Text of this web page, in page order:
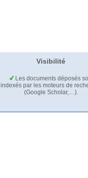
Visibilité
Les documents déposés
indexés par les moteurs de
(Google Scholar,…).